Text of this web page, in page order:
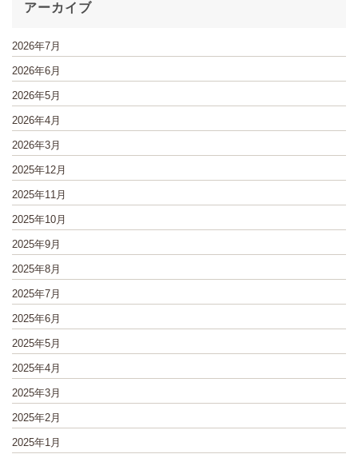
アーカイブ
2026年7月
2026年6月
2026年5月
2026年4月
2026年3月
2025年12月
2025年11月
2025年10月
2025年9月
2025年8月
2025年7月
2025年6月
2025年5月
2025年4月
2025年3月
2025年2月
2025年1月